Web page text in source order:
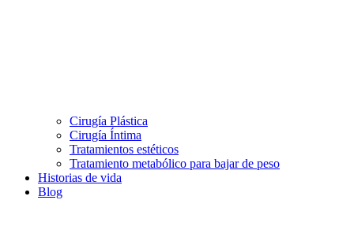
Cirugía Plástica
Cirugía Íntima
Tratamientos estéticos
Tratamiento metabólico para bajar de peso
Historias de vida
Blog